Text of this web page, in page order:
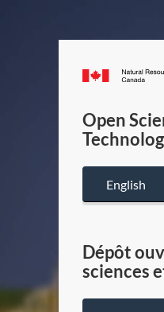
Open
English
Dépôt
sciences